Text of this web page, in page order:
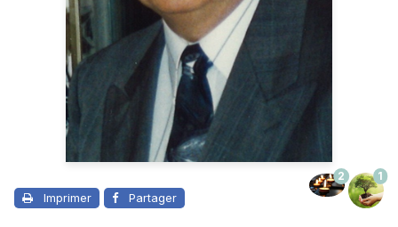
Imprimer Partager
2 1